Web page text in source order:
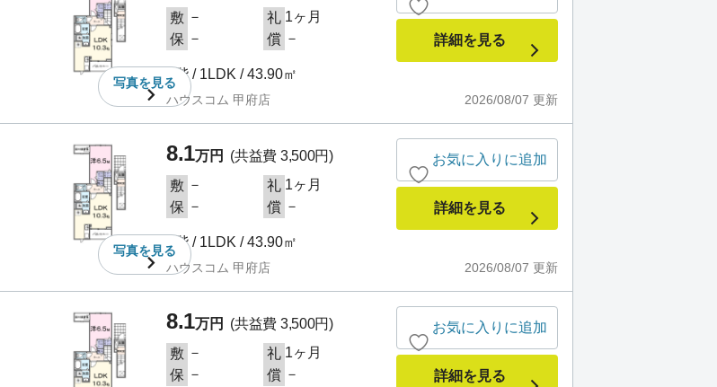
写真を見る
敷 － 礼 1ヶ月
保 － 償 －
2階 / 1LDK / 43.90㎡
2026/08/07 更新
ハウスコム 甲府店
詳細を見る
写真を見る
8.1万円
(共益費 3,500円)
敷 － 礼 1ヶ月
保 － 償 －
2階 / 1LDK / 43.90㎡
2026/08/07 更新
ハウスコム 甲府店
お気に入りに追加
詳細を見る
8.1万円
(共益費 3,500円)
敷 － 礼 1ヶ月
保 － 償 －
お気に入りに追加
詳細を見る